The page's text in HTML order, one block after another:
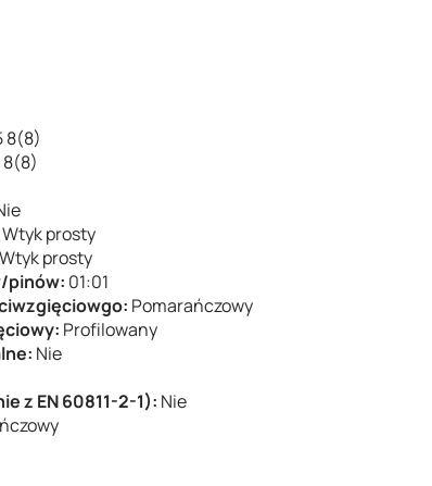
8(8)
8(8)
Wtyk prosty
Wtyk prosty
pinów: 01:01
Pomarańczowy
Profilowany
Nie
z EN 60811-2-1): Nie